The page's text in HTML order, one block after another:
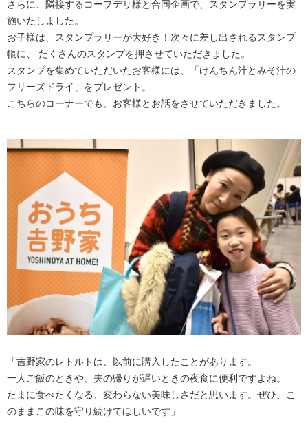
さらに、隣接するコープデリ様と合同企画で、スタンプラリーを実
施いたしました。
お子様は、スタンプラリーが大好き！次々に差し出されるスタンプ
帳に、 たくさんのスタンプを押させていただきました。
スタンプを集めていただいたお客様には、「けんちん汁とみそ汁の
フリーズドライ」をプレゼント。
こちらのコーナーでも、お客様とお話をさせていただきました。
「吉野家のレトルトは、以前に購入したことがあります。
一人ご飯のときや、夫の帰りが遅いときの夜食に便利ですよね。
たまに食べたくなる、変わらない美味しさだと思います。ぜひ、こ
のままこの味を守り続けてほしいです」